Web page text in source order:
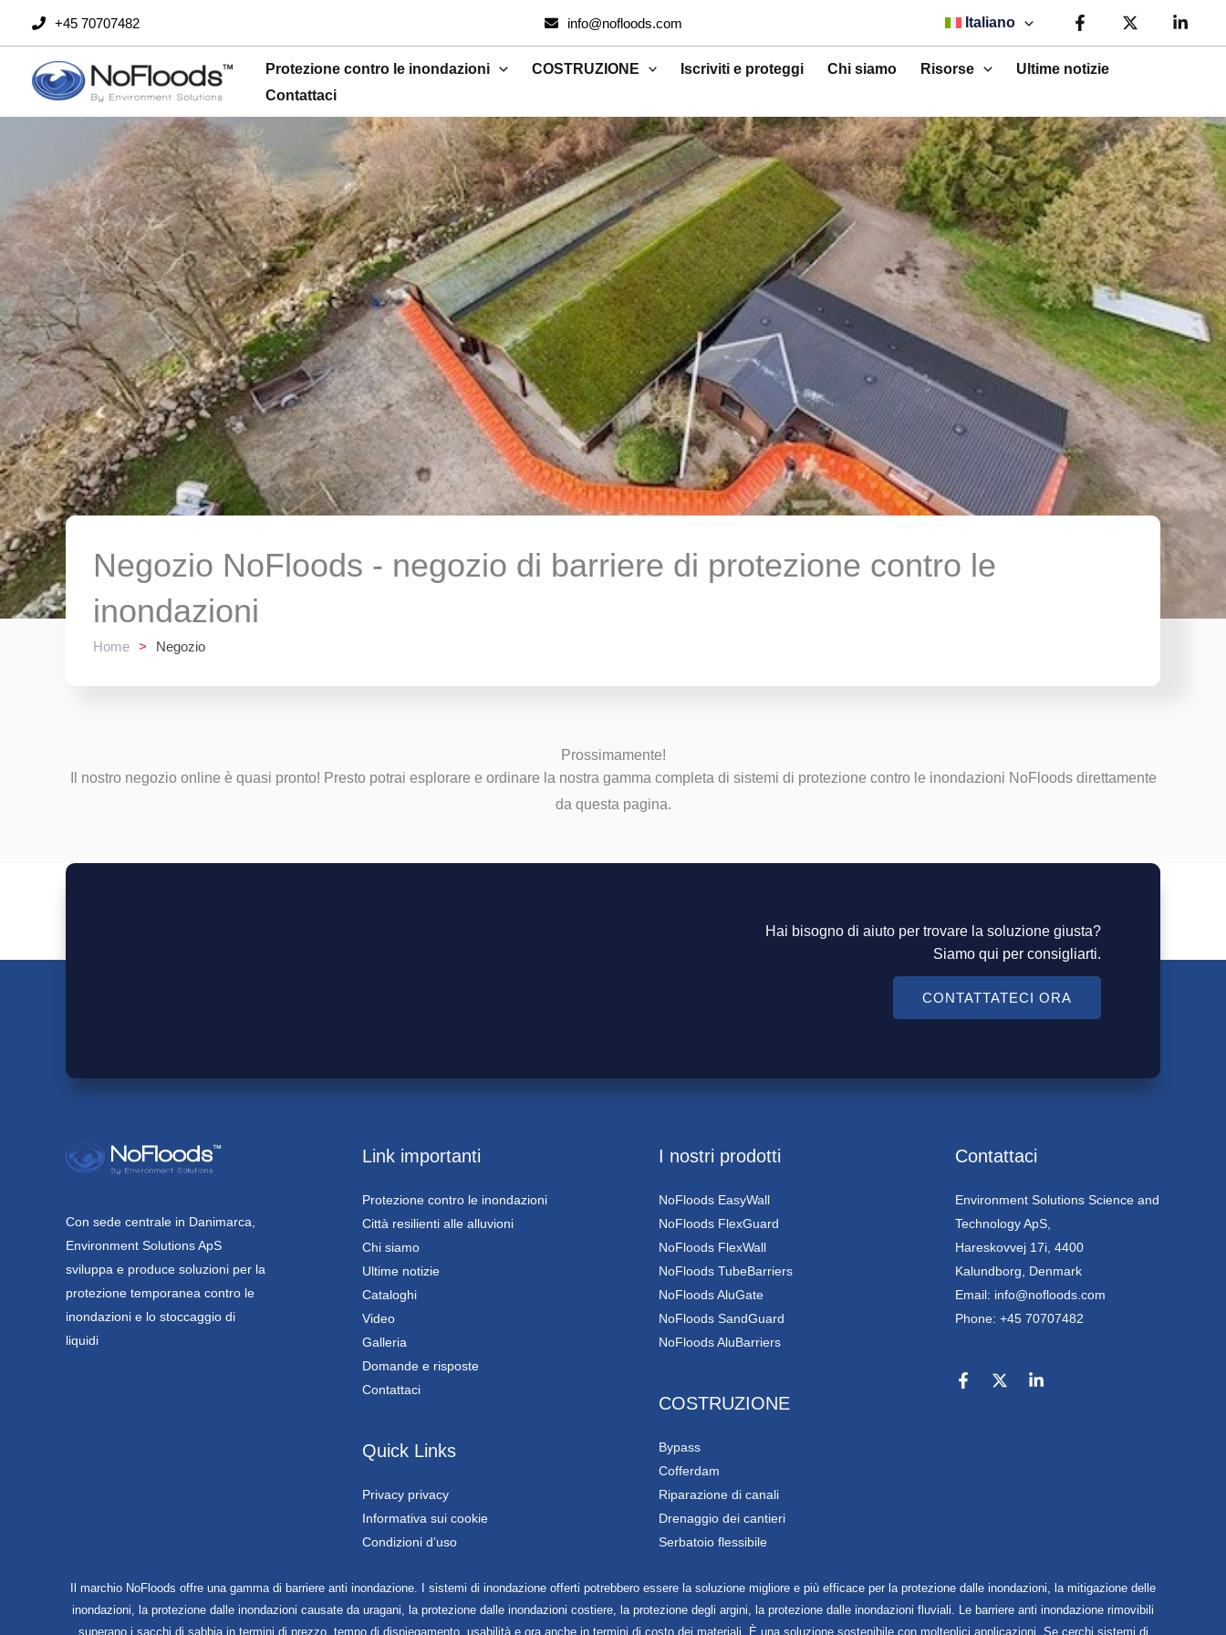
contenuto
+45 70707482 info@nofloods.com Italiano
Protezione contro le inondazioni COSTRUZIONE Iscriviti e proteggi Chi siamo Risorse
Ultime notizie
Contattaci
Negozio NoFloods - negozio di barriere di protezione contro le
inondazioni
Home > Negozio
Prossimamente!
Il nostro negozio online è quasi pronto! Presto potrai esplorare e ordinare la nostra gamma completa di sistemi di protezione contro le inondazioni NoFloods direttamente
da questa pagina.
Hai bisogno di aiuto per trovare la soluzione giusta?
Siamo qui per consigliarti.
CONTATTATECI ORA
Con sede centrale in Danimarca,
Environment Solutions ApS
sviluppa e produce soluzioni per la
protezione temporanea contro le
inondazioni e lo stoccaggio di
liquidi
Link importanti
Protezione contro le inondazioni
Città resilienti alle alluvioni
Chi siamo
Ultime notizie
Cataloghi
Video
Galleria
Domande e risposte
Contattaci
Quick Links
Privacy privacy
Informativa sui cookie
Condizioni d’uso
I nostri prodotti
NoFloods EasyWall
NoFloods FlexGuard
NoFloods FlexWall
NoFloods TubeBarriers
NoFloods AluGate
NoFloods SandGuard
NoFloods AluBarriers
COSTRUZIONE
Bypass
Cofferdam
Riparazione di canali
Drenaggio dei cantieri
Serbatoio flessibile
Contattaci
Environment Solutions Science and
Technology ApS,
Hareskovvej 17i, 4400
Kalundborg, Denmark
Email: info@nofloods.com
Phone: +45 70707482
Il marchio NoFloods offre una gamma di barriere anti inondazione. I sistemi di inondazione offerti potrebbero essere la soluzione migliore e più efficace per la protezione dalle inondazioni, la mitigazione delle
inondazioni, la protezione dalle inondazioni causate da uragani, la protezione dalle inondazioni costiere, la protezione degli argini, la protezione dalle inondazioni fluviali. Le barriere anti inondazione rimovibili
superano i sacchi di sabbia in termini di prezzo, tempo di dispiegamento, usabilità e ora anche in termini di costo dei materiali. È una soluzione sostenibile con molteplici applicazioni. Se cerchi sistemi di